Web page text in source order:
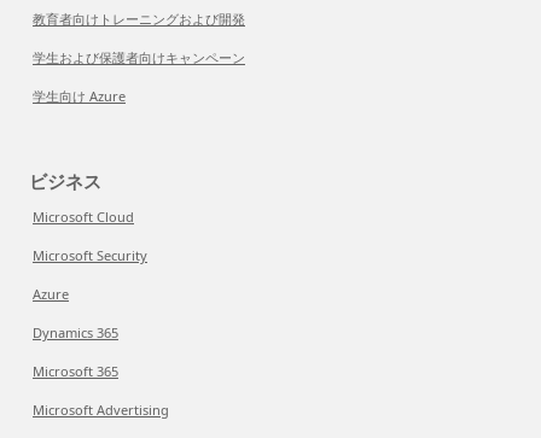
教育者向けトレーニングおよび開発
学生および保護者向けキャンペーン
学生向け Azure
ビジネス
Microsoft Cloud
Microsoft Security
Azure
Dynamics 365
Microsoft 365
Microsoft Advertising